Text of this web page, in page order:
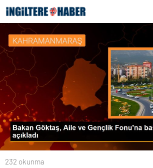
232 okunma